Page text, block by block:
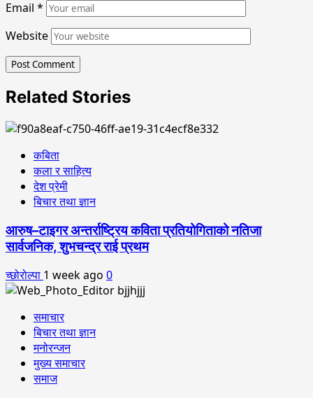
Email *
Website
Related Stories
कबिता
कला र साहित्य
देश प्रेमी
बिचार तथा ज्ञान
आरुष–टाइगर अन्तर्राष्ट्रिय कविता प्रतियोगिताको नतिजा
सार्वजनिक, शुभचन्द्र राई प्रथम
च्छोरोल्पा 1 week ago 0
समाचार
बिचार तथा ज्ञान
मनोरन्जन
मुख्य समाचार
समाज